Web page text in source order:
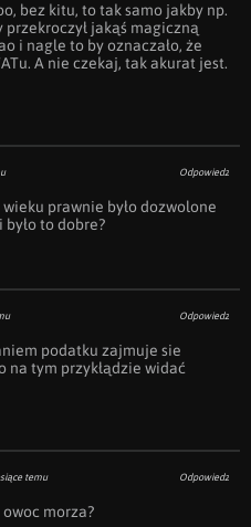
bez kitu, to tak samo jakby np.
przekroczył jakąś magiczną
i nagle to by oznaczało, że
A nie czekaj, tak akurat jest.
Odpowiedz
wieku prawnie było dozwolone
to dobre?
Odpowiedz
podatku zajmuje sie
na tym przykłądzie widać
temu Odpowiedz
morza?